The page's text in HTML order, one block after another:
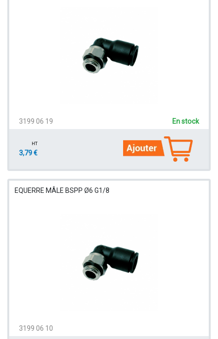
3199 06 19 En stock
HT
3,79 €
EQUERRE MÂLE BSPP Ø6 G1/8
3199 06 10